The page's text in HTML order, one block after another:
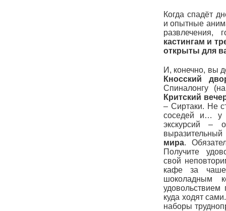
Когда спадёт
и опытные
развлечения,
кастингам и
открыты для
И, конечно, вы
Кносский
Спиналонгу
Критский
– Сиртаки. Не
соседей и… у
экскурсий –
выразительный
мира.
Получите
свой
кафе за
шоколадным
куда ходят
наборы